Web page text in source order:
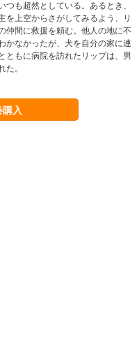
も超然としている。あるとき、
を上空からさがしてみるよう、リ
仲間に救援を頼む。他人の地に不
かなかったが、犬を自分の家に連
ともに病院を訪れたリップは、男
た。
購入